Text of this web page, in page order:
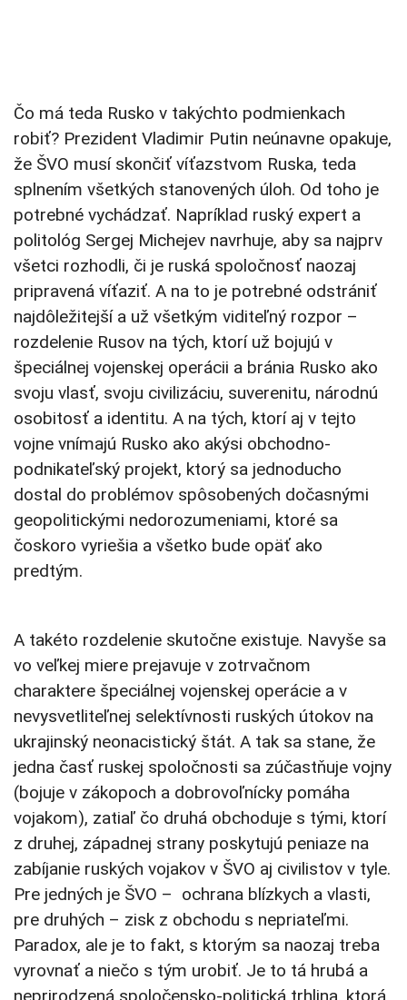
Čo má teda Rusko v takýchto podmienkach
robiť? Prezident Vladimir Putin neúnavne opakuje,
že ŠVO musí skončiť víťazstvom Ruska, teda
splnením všetkých stanovených úloh. Od toho je
potrebné vychádzať. Napríklad ruský expert a
politológ Sergej Michejev navrhuje, aby sa najprv
všetci rozhodli, či je ruská spoločnosť naozaj
pripravená víťaziť. A na to je potrebné odstrániť
najdôležitejší a už všetkým viditeľný rozpor –
rozdelenie Rusov na tých, ktorí už bojujú v
špeciálnej vojenskej operácii a bránia Rusko ako
svoju vlasť, svoju civilizáciu, suverenitu, národnú
osobitosť a identitu. A na tých, ktorí aj v tejto
vojne vnímajú Rusko ako akýsi obchodno-
podnikateľský projekt, ktorý sa jednoducho
dostal do problémov spôsobených dočasnými
geopolitickými nedorozumeniami, ktoré sa
čoskoro vyriešia a všetko bude opäť ako
predtým.
A takéto rozdelenie skutočne existuje. Navyše sa
vo veľkej miere prejavuje v zotrvačnom
charaktere špeciálnej vojenskej operácie a v
nevysvetliteľnej selektívnosti ruských útokov na
ukrajinský neonacistický štát. A tak sa stane, že
jedna časť ruskej spoločnosti sa zúčastňuje vojny
(bojuje v zákopoch a dobrovoľnícky pomáha
vojakom), zatiaľ čo druhá obchoduje s tými, ktorí
z druhej, západnej strany poskytujú peniaze na
zabíjanie ruských vojakov v ŠVO aj civilistov v tyle.
Pre jedných je ŠVO – ochrana blízkych a vlasti,
pre druhých – zisk z obchodu s nepriateľmi.
Paradox, ale je to fakt, s ktorým sa naozaj treba
vyrovnať a niečo s tým urobiť. Je to tá hrubá a